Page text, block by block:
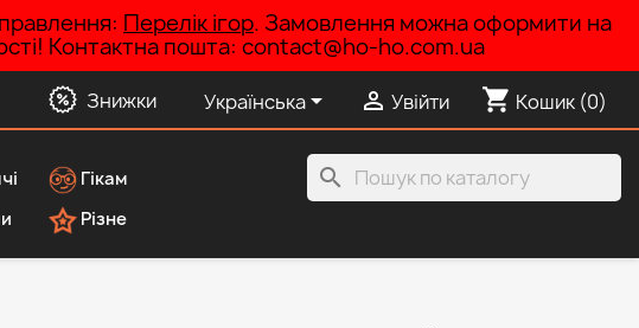
Перелік ігор. Замовлення можна оформити на
Контактна пошта: contact@ho-ho.com.ua
Знижки Українська  Увійти shopping_cart Кошик (0)
Гікам
Різне
search